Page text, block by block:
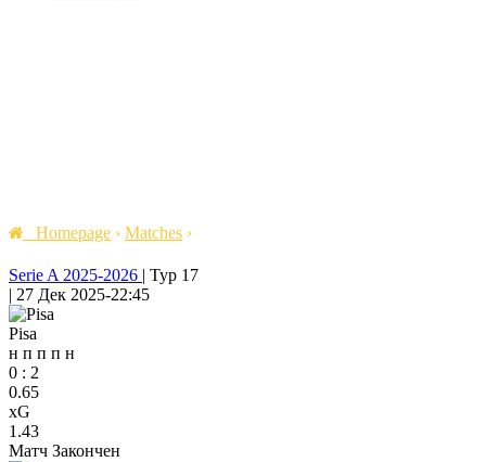
Homepage › Matches ›
Serie A 2025-2026 | Тур 17
| 27 Дек 2025-22:45
Pisa
н п п п н
0 : 2
0.65
xG
1.43
Матч Закончен